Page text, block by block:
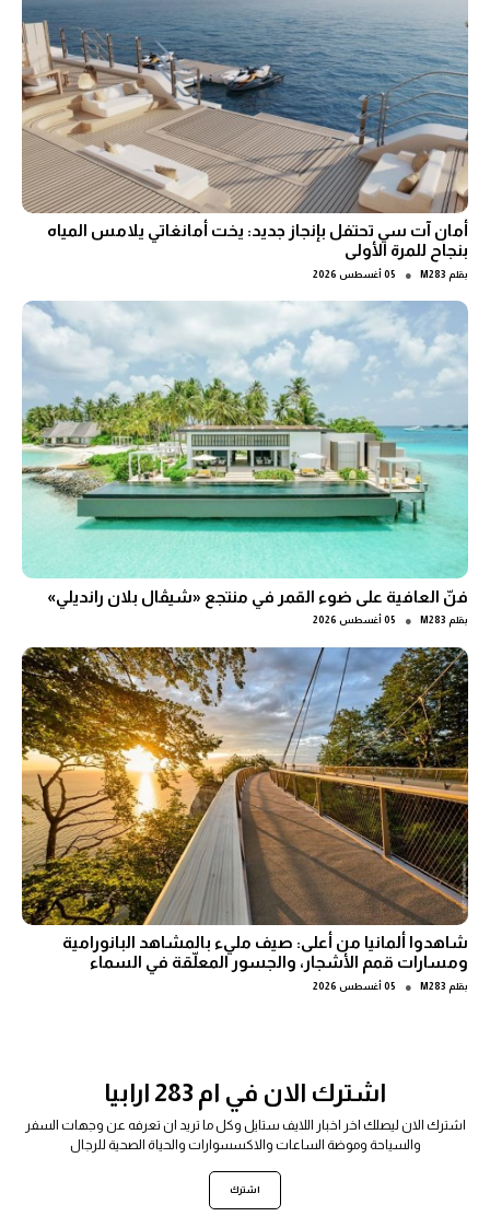
أمان آت سي تحتفل بإنجاز جديد: يخت أمانغاتي يلامس المياه
بنجاح للمرة الأولى
بقلم M283
● 05 أغسطس 2026
فنّ العافية على ضوء القمر في منتجع «شيڤال بلان رانديلي»
بقلم M283
● 05 أغسطس 2026
شاهدوا ألمانيا من أعلى: صيف مليء بالمشاهد البانورامية
ومسارات قمم الأشجار، والجسور المعلّقة في السماء
بقلم M283
● 05 أغسطس 2026
اشترك الان في ام 283 ارابيا
اشترك الان ليصلك اخر اخبار اللايف ستايل وكل ما تريد ان تعرفه عن وجهات السفر
والسياحة وموضة الساعات والاكسسوارات والحياة الصحية للرجال
اشترك